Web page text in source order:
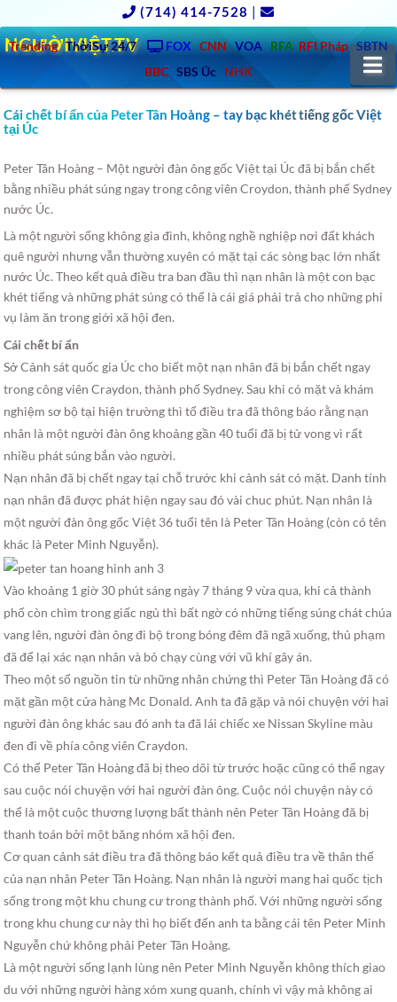
(714) 414-7528 |
Trending ThờiSự 24/7 FOX CNN VOA RFA RFI Pháp SBTN
BBC SBS Úc NHK
NGƯỜIVIỆT.TV
Cái chết bí ẩn của Peter Tân Hoàng – tay bạc khét tiếng gốc Việt
tại Úc
Peter Tân Hoàng – Một người đàn ông gốc Việt tại Úc đã bị bắn chết
bằng nhiều phát súng ngay trong công viên Croydon, thành phế Sydney
nước Úc.
Là một người sống không gia đình, không nghề nghiệp nơi đất khách
quê người nhưng vẫn thường xuyên có mặt tại các sòng bạc lớn nhất
nước Úc. Theo kết quả điều tra ban đầu thì nạn nhân là một con bạc
khét tiếng và những phát súng có thể là cái giá phải trả cho những phi
vụ làm ăn trong giới xã hội đen.
Cái chết bí ẩn
Sở Cảnh sát quốc gia Úc cho biết một nạn nhân đã bị bắn chết ngay
trong công viên Craydon, thành phố Sydney. Sau khi có mặt và khám
nghiệm sơ bộ tại hiện trường thì tổ điều tra đã thông báo rằng nạn
nhân là một người đàn ông khoảng gần 40 tuổi đã bị tử vong vì rất
nhiều phát súng bắn vào người.
Nạn nhân đã bị chết ngay tại chỗ trước khi cảnh sát có mặt. Danh tính
nạn nhân đã được phát hiện ngay sau đó vài chuc phút. Nạn nhân là
một người đàn ông gốc Việt 36 tuổi tên là Peter Tân Hoàng (còn có tên
khác là Peter Minh Nguyễn).
Vào khoảng 1 giờ 30 phút sáng ngày 7 tháng 9 vừa qua, khi cả thành
phố còn chìm trong giấc ngủ thì bất ngờ có những tiếng súng chát chúa
vang lên, người đàn ông đi bộ trong bóng đêm đã ngã xuống, thủ phạm
đã để lại xác nạn nhân và bỏ chạy cùng với vũ khí gây án.
Theo một số nguồn tin từ những nhân chứng thì Peter Tân Hoàng đã có
mặt gần một cửa hàng Mc Donald. Anh ta đã gặp và nói chuyện với hai
người đàn ông khác sau đó anh ta đã lái chiếc xe Nissan Skyline màu
đen đi về phía công viên Craydon.
Có thể Peter Tân Hoàng đã bị theo dõi từ trước hoặc cũng có thể ngay
sau cuộc nói chuyện với hai người đàn ông. Cuộc nói chuyện này có
thể là một cuộc thương lượng bất thành nên Peter Tân Hoàng đă bị
thanh toán bởi một băng nhóm xã hội đen.
Cơ quan cảnh sát điều tra đã thông báo kết quả điều tra về thân thế
của nạn nhân Peter Tân Hoàng. Nạn nhân là người mang hai quốc tịch
sống trong một khu chung cư trong thành phố. Với những người sống
trong khu chung cư này thì họ biết đến anh ta bằng cái tên Peter Minh
Nguyễn chứ không phải Peter Tân Hoàng.
Là một người sống lạnh lùng nên Peter Minh Nguyễn không thích giao
du với những người hàng xóm xung quanh, chính vì vậy mà không ai